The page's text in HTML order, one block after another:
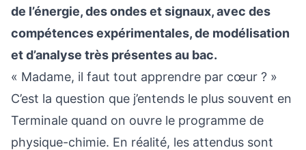
de l’énergie, des ondes et signaux, avec des
compétences expérimentales, de modélisation
et d’analyse très présentes au bac.
« Madame, il faut tout apprendre par cœur ? »
C’est la question que j’entends le plus souvent en
Terminale quand on ouvre le programme de
physique-chimie. En réalité, les attendus sont